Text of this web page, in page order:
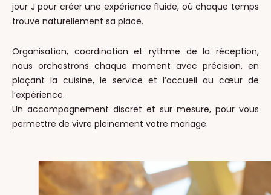
jour J pour créer une expérience fluide, où chaque temps
trouve naturellement sa place.
Organisation, coordination et rythme de la réception,
nous orchestrons chaque moment avec précision, en
plaçant la cuisine, le service et l’accueil au cœur de
l’expérience.
Un accompagnement discret et sur mesure, pour vous
permettre de vivre pleinement votre mariage.